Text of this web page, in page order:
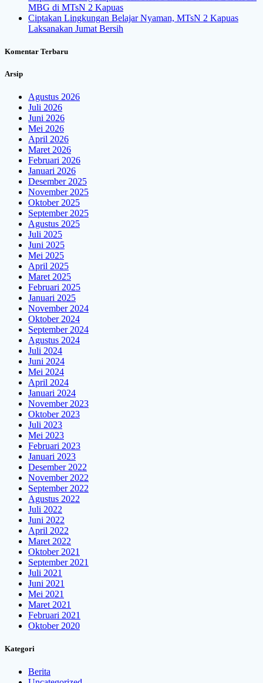
MBG di MTsN 2 Kapuas
Ciptakan Lingkungan Belajar Nyaman, MTsN 2 Kapuas
Laksanakan Jumat Bersih
Komentar Terbaru
Arsip
Agustus 2026
Juli 2026
Juni 2026
Mei 2026
April 2026
Maret 2026
Februari 2026
Januari 2026
Desember 2025
November 2025
Oktober 2025
September 2025
Agustus 2025
Juli 2025
Juni 2025
Mei 2025
April 2025
Maret 2025
Februari 2025
Januari 2025
November 2024
Oktober 2024
September 2024
Agustus 2024
Juli 2024
Juni 2024
Mei 2024
April 2024
Januari 2024
November 2023
Oktober 2023
Juli 2023
Mei 2023
Februari 2023
Januari 2023
Desember 2022
November 2022
September 2022
Agustus 2022
Juli 2022
Juni 2022
April 2022
Maret 2022
Oktober 2021
September 2021
Juli 2021
Juni 2021
Mei 2021
Maret 2021
Februari 2021
Oktober 2020
Kategori
Berita